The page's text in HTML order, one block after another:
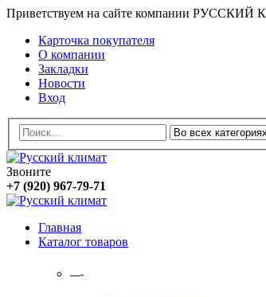
Приветствуем на сайте компании
Карточка покупателя
О компании
Закладки
Новости
Вход
Звоните
+7 (920) 967-79-71
Главная
Каталог товаров
—-